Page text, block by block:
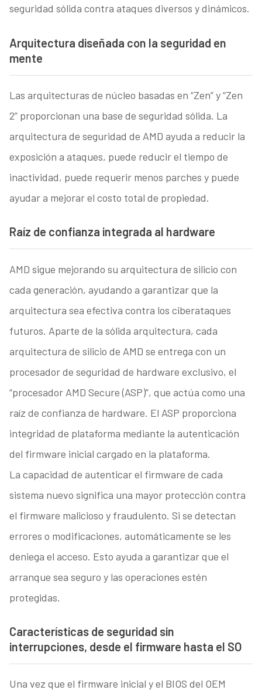
seguridad sólida contra ataques diversos y dinámicos.
Arquitectura diseñada con la seguridad en
mente
Las arquitecturas de núcleo basadas en “Zen” y “Zen
2” proporcionan una base de seguridad sólida. La
arquitectura de seguridad de AMD ayuda a reducir la
exposición a ataques, puede reducir el tiempo de
inactividad, puede requerir menos parches y puede
ayudar a mejorar el costo total de propiedad.
Raíz de confianza integrada al hardware
AMD sigue mejorando su arquitectura de silicio con
cada generación, ayudando a garantizar que la
arquitectura sea efectiva contra los ciberataques
futuros. Aparte de la sólida arquitectura, cada
arquitectura de silicio de AMD se entrega con un
procesador de seguridad de hardware exclusivo, el
“procesador AMD Secure (ASP)”, que actúa como una
raíz de confianza de hardware. El ASP proporciona
integridad de plataforma mediante la autenticación
del firmware inicial cargado en la plataforma.
La capacidad de autenticar el firmware de cada
sistema nuevo significa una mayor protección contra
el firmware malicioso y fraudulento. Si se detectan
errores o modificaciones, automáticamente se les
deniega el acceso. Esto ayuda a garantizar que el
arranque sea seguro y las operaciones estén
protegidas.
Características de seguridad sin
interrupciones, desde el firmware hasta el SO
Una vez que el firmware inicial y el BIOS del OEM